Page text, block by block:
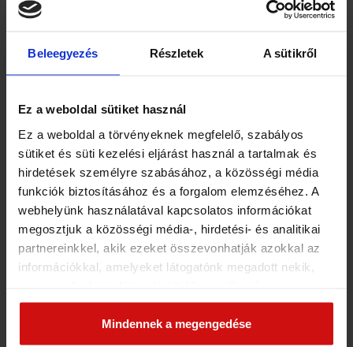
Beleegyezés Részletek A sütikről
Ez a weboldal sütiket használ
Ez a weboldal a törvényeknek megfelelő, szabályos
sütiket és süti kezelési eljárást használ a tartalmak és
hirdetések személyre szabásához, a közösségi média
funkciók biztosításához és a forgalom elemzéséhez. A
webhelyünk használatával kapcsolatos információkat
megosztjuk a közösségi média-, hirdetési- és analitikai
partnereinkkel, akik ezeket összevonhatják azokkal az
információkkal, amelyeket látogatónk megadott nekik,
szolgáltatásokból gyűjtöttek. Elfogadásával segíti a
munkánkat és nagyobb felhasználói élményt
biztosíthatunk mi is látogatóinknak.
Mindennek a megengedése
Keresztneved
Telefonszámod*
Miben szeretnél segítséget kapni? *